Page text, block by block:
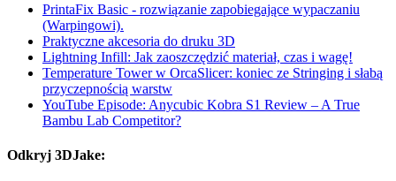
PrintaFix Basic - rozwiązanie zapobiegające wypaczaniu
(Warpingowi).
Praktyczne akcesoria do druku 3D
Lightning Infill: Jak zaoszczędzić materiał, czas i wagę!
Temperature Tower w OrcaSlicer: koniec ze Stringing i słabą
przyczepnością warstw
YouTube Episode: Anycubic Kobra S1 Review – A True
Bambu Lab Competitor?
Odkryj 3DJake: